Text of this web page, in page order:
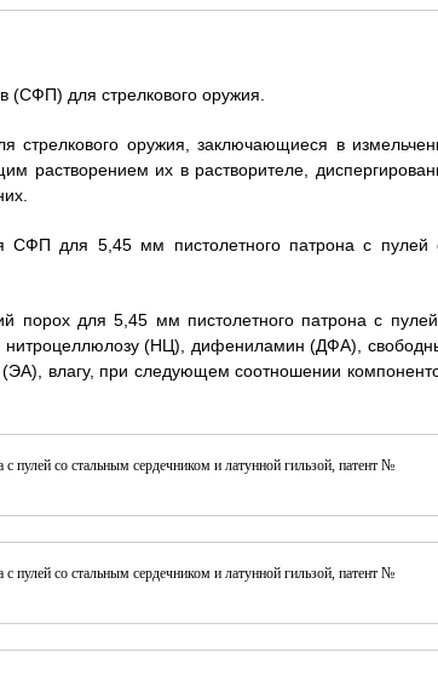
(СФП) для стрелкового оружия.
оружия, заключающиеся в
растворением их в растворителе,
СФП для 5,45 мм пистолетного патрона с пулей
порох для 5,45 мм пистолетного патрона с
нитроцеллюлозу (НЦ), дифениламин (ДФА),
влагу, при следующем соотношении